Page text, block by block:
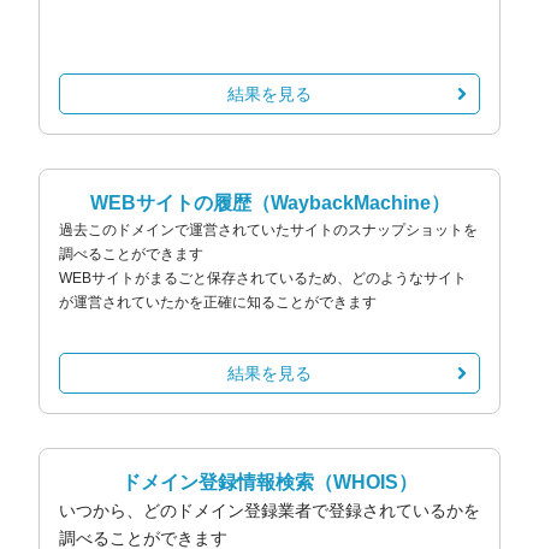
結果を見る
WEBサイトの履歴（WaybackMachine）
過去このドメインで運営されていたサイトのスナップショットを
調べることができます
WEBサイトがまるごと保存されているため、どのようなサイト
が運営されていたかを正確に知ることができます
結果を見る
ドメイン登録情報検索 （WHOIS）
いつから、どのドメイン登録業者で登録されているかを
調べることができます